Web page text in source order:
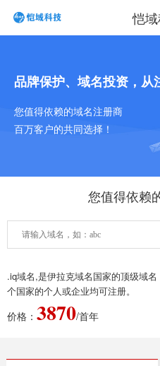
恺
品牌保护、域名投资，从
您值得依赖的域名注册商
百万客户的共同选择！
您值得依赖
.iq域名,是伊拉克域名国家的顶级域
个国家的个人或企业均可注册。
价格： 3870/首年